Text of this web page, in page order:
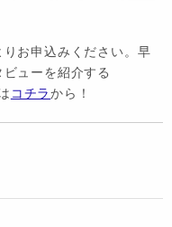
りお申込みください。早
ューを紹介する
コチラから！